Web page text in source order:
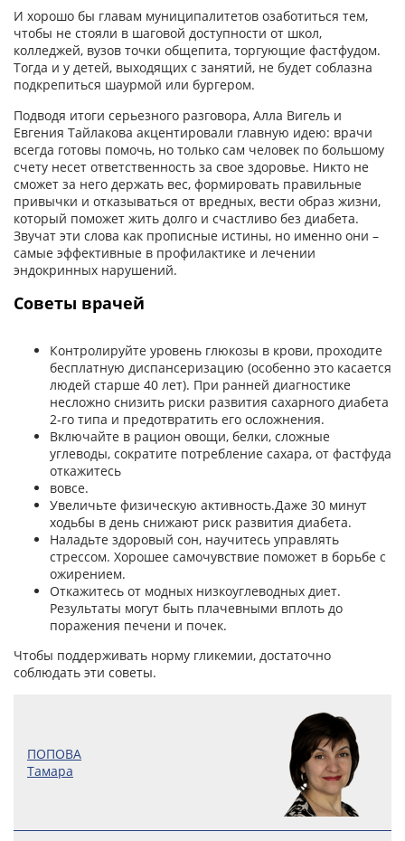
И хорошо бы главам муниципалитетов озаботиться тем,
чтобы не стояли в шаговой доступности от школ,
колледжей, вузов точки общепита, торгующие фастфудом.
Тогда и у детей, выходящих с занятий, не будет соблазна
подкрепиться шаурмой или бургером.
Подводя итоги серьезного разговора, Алла Вигель и
Евгения Тайлакова акцентировали главную идею: врачи
всегда готовы помочь, но только сам человек по большому
счету несет ответственность за свое здоровье. Никто не
сможет за него держать вес, формировать правильные
привычки и отказываться от вредных, вести образ жизни,
который поможет жить долго и счастливо без диабета.
Звучат эти слова как прописные истины, но именно они –
самые эффективные в профилактике и лечении
эндокринных нарушений.
Советы врачей
Контролируйте уровень глюкозы в крови, проходите
бесплатную диспансеризацию (особенно это касается
людей старше 40 лет). При ранней диагностике
несложно снизить риски развития сахарного диабета
2‑го типа и предотвратить его осложнения.
Включайте в рацион овощи, белки, сложные
углеводы, сократите потребление сахара, от фастфуда
откажитесь
вовсе.
Увеличьте физическую активность.Даже 30 минут
ходьбы в день снижают риск развития диабета.
Наладьте здоровый сон, научитесь управлять
стрессом. Хорошее самочувствие поможет в борьбе с
ожирением.
Откажитесь от модных низкоуглеводных диет.
Результаты могут быть плачевными вплоть до
поражения печени и почек.
Чтобы поддерживать норму гликемии, достаточно
соблюдать эти советы.
ПОПОВА
Тамара